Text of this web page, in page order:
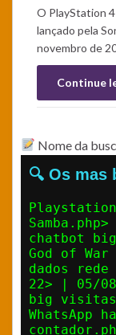
O PlayStation
lançado pela
novembro de
Continue
Nome da